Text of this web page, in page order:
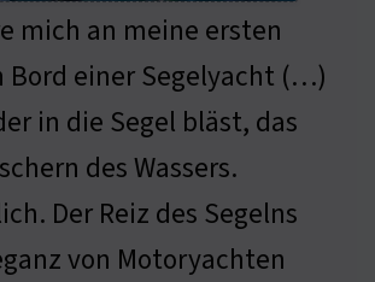
mich an meine ersten
Bord einer Segelyacht (…)
in die Segel bläst, das
des Wassers.
Der Reiz des Segelns
von Motoryachten